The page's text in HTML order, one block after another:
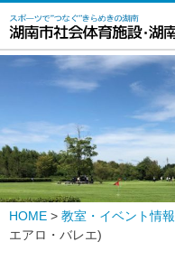
HOME > 教室・イベント情報
エアロ・バレエ)